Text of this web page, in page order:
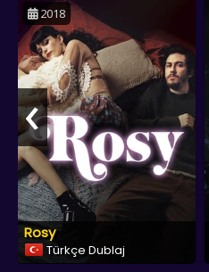
2018
Rosy
Türkçe Dublaj
‹